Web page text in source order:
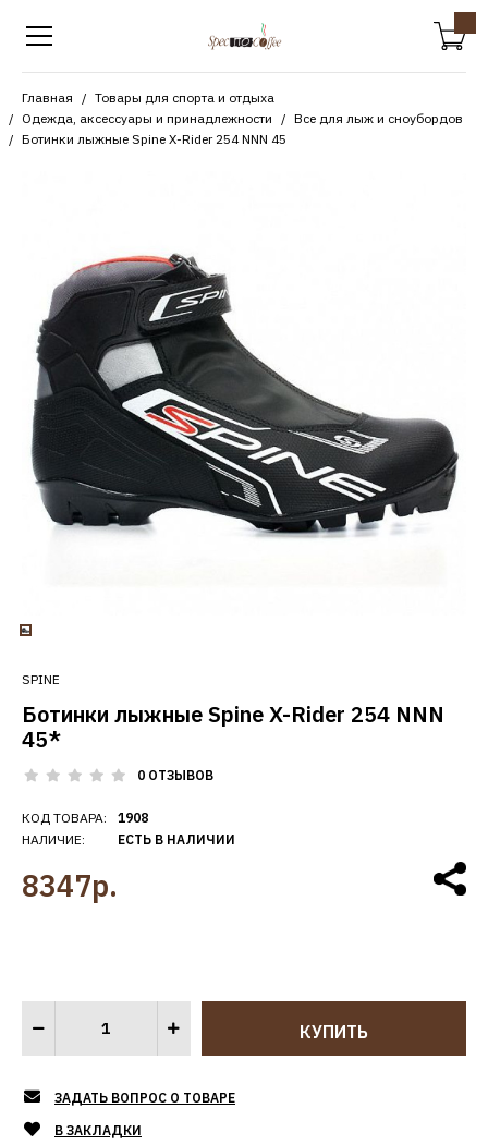
Главная
Товары для спорта и отдыха
Одежда, аксессуары и принадлежности
Все для лыж и сноубордов
Ботинки лыжные Spine X-Rider 254 NNN 45
SPINE
Ботинки лыжные Spine X-Rider 254 NNN
45*
0 ОТЗЫВОВ
КОД ТОВАРА:
НАЛИЧИЕ:
1908
ЕСТЬ В НАЛИЧИИ
8347р.
ЗАДАТЬ ВОПРОС О ТОВАРЕ
В ЗАКЛАДКИ